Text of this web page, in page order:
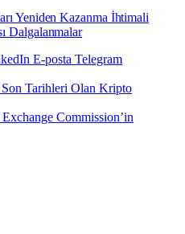
Yeniden Kazanma İhtimali
Dalgalanmalar
E-posta Telegram
Son Tarihleri Olan Kripto
Commission’in